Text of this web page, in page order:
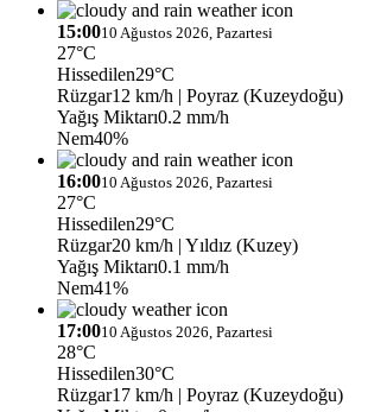
15:0010 Ağustos 2026, Pazartesi
27°C
Hissedilen29°C
Rüzgar12 km/h | Poyraz (Kuzeydoğu)
Yağış Miktarı0.2 mm/h
Nem40%
16:0010 Ağustos 2026, Pazartesi
27°C
Hissedilen29°C
Rüzgar20 km/h | Yıldız (Kuzey)
Yağış Miktarı0.1 mm/h
Nem41%
17:0010 Ağustos 2026, Pazartesi
28°C
Hissedilen30°C
Rüzgar17 km/h | Poyraz (Kuzeydoğu)